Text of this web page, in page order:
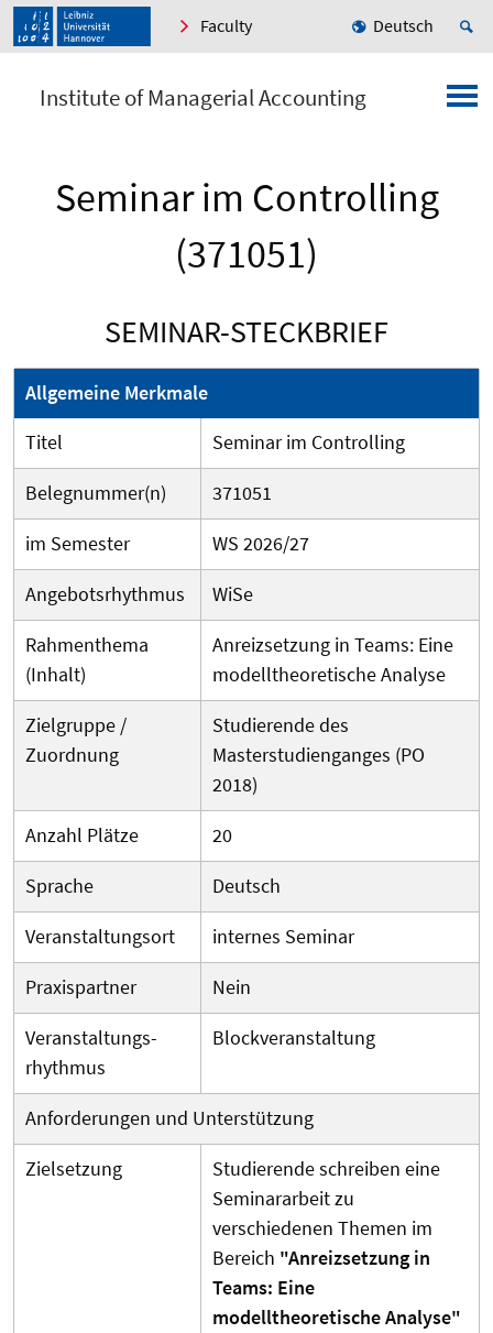
Faculty Deutsch
Institute of Managerial Accounting
Seminar im Controlling
(371051)
SEMINAR-STECKBRIEF
Allgemeine Merkmale
Titel
Seminar im Controlling
Belegnummer(n)
371051
im Semester
WS 2026/27
Angebotsrhythmus
WiSe
Rahmenthema
(Inhalt)
Anreizsetzung in Teams: Eine
modelltheoretische Analyse
Zielgruppe /
Zuordnung
Studierende des
Masterstudienganges (PO
2018)
Anzahl Plätze
20
Sprache
Deutsch
Veranstaltungsort
internes Seminar
Praxispartner
Nein
Veranstaltungs­
rhythmus
Blockveranstaltung
Anforderungen und Unterstützung
Zielsetzung
Studierende schreiben eine
Seminararbeit zu
verschiedenen Themen im
Bereich "Anreizsetzung in
Teams: Eine
modelltheoretische Analyse"